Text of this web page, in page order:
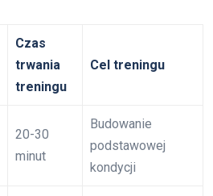
Czas
trwania
treningu
Cel treningu
20-30
minut
Budowanie
podstawowej
kondycji